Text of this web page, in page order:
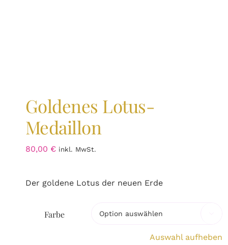
Goldenes Lotus-
Medaillon
80,00 € inkl. MwSt.
Der goldene Lotus der neuen Erde
Farbe
Auswahl aufheben